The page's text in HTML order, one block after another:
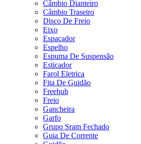
Câmbio Dianteiro
Câmbio Traseiro
Disco De Freio
Eixo
Espaçador
Espelho
Espuma De Suspensão
Esticador
Farol Eletrica
Fita De Guidão
Freehub
Freio
Gancheira
Garfo
Grupo Sram Fechado
Guia De Corrente